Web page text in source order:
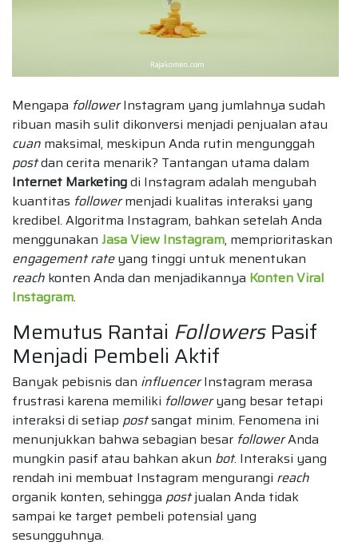
Mengapa followerInstagram yang jumlahnya sudah
ribuan masih sulit dikonversi menjadi penjualan atau
cuan maksimal, meskipun Anda rutin mengunggah
postdan cerita menarik? Tantangan utama dalam
Internet Marketingdi Instagram adalah mengubah
kuantitas followermenjadi kualitas interaksi yang
kredibel. Algoritma Instagram, bahkan setelah Anda
menggunakan Jasa View Instagram, memprioritaskan
engagement rateyang tinggi untuk menentukan
reach konten Anda dan menjadikannya Konten Viral
Instagram.
Memutus Rantai FollowersPasif
Menjadi Pembeli Aktif
Banyak pebisnis dan influencerInstagram merasa
frustrasi karena memiliki followeryang besar tetapi
interaksi di setiap postsangat minim. Fenomena ini
menunjukkan bahwa sebagian besar followerAnda
mungkin pasif atau bahkan akun bot. Interaksi yang
rendah ini membuat Instagram mengurangi reach
organik konten, sehingga postjualan Anda tidak
sampai ke target pembeli potensial yang
sesungguhnya.